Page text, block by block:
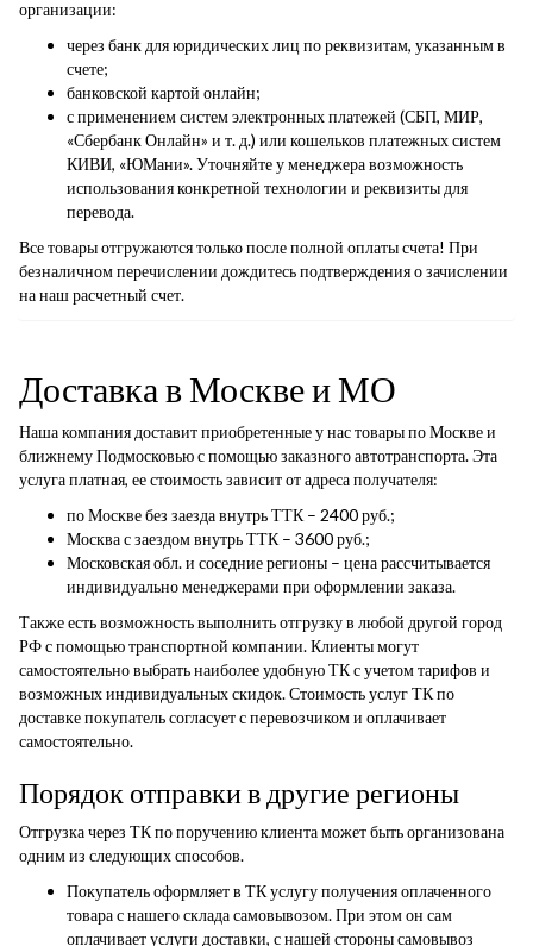
организации:
через банк для юридических лиц по реквизитам, указанным в
счете;
банковской картой онлайн;
с применением систем электронных платежей (СБП, МИР,
«Сбербанк Онлайн» и т. д.) или кошельков платежных систем
КИВИ, «ЮМани». Уточняйте у менеджера возможность
использования конкретной технологии и реквизиты для
перевода.
Все товары отгружаются только после полной оплаты счета! При
безналичном перечислении дождитесь подтверждения о зачислении
на наш расчетный счет.
Доставка в Москве и МО
Наша компания доставит приобретенные у нас товары по Москве и
ближнему Подмосковью с помощью заказного автотранспорта. Эта
услуга платная, ее стоимость зависит от адреса получателя:
по Москве без заезда внутрь ТТК – 2400 руб.;
Москва с заездом внутрь ТТК – 3600 руб.;
Московская обл. и соседние регионы – цена рассчитывается
индивидуально менеджерами при оформлении заказа.
Также есть возможность выполнить отгрузку в любой другой город
РФ с помощью транспортной компании. Клиенты могут
самостоятельно выбрать наиболее удобную ТК с учетом тарифов и
возможных индивидуальных скидок. Стоимость услуг ТК по
доставке покупатель согласует с перевозчиком и оплачивает
самостоятельно.
Порядок отправки в другие регионы
Отгрузка через ТК по поручению клиента может быть организована
одним из следующих способов.
Покупатель оформляет в ТК услугу получения оплаченного
товара с нашего склада самовывозом. При этом он сам
оплачивает услуги доставки, с нашей стороны самовывоз